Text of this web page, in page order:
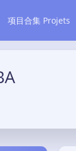
项目合集 Projets